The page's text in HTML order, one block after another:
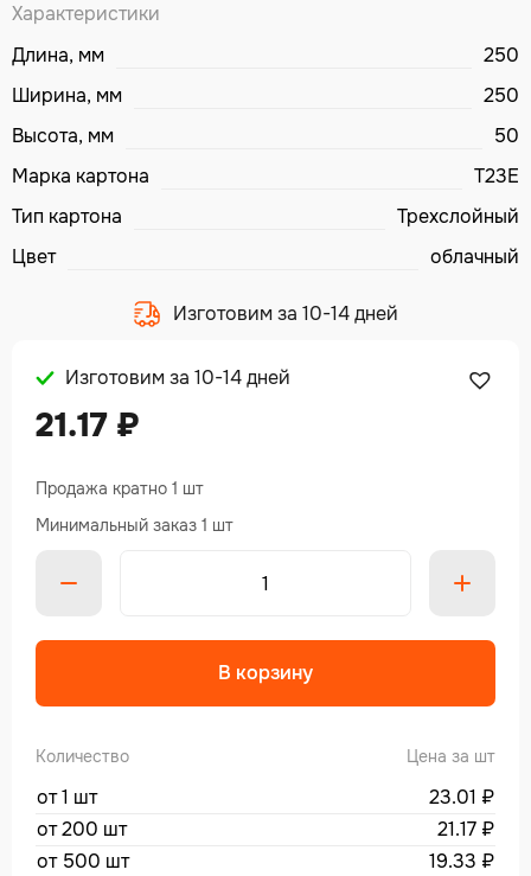
Характеристики
Длина, мм
250
Ширина, мм
250
Высота, мм
50
Марка картона
T23E
Тип картона
Трехслойный
Цвет
облачный
Изготовим за 10-14 дней
Изготовим за 10-14 дней
21.17 ₽
Продажа кратно 1 шт
Минимальный заказ 1 шт
В корзину
Количество Цена за шт
от 1 шт 23.01 ₽
от 200 шт
21.17 ₽
от 500 шт
19.33 ₽